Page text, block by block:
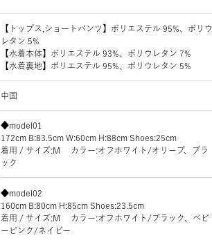
【トップス,ショートパンツ】ポリエステル 95%、ポリウ
レタン 5%
【水着本体】ポリエステル 93%、ポリウレタン 7%
【水着裏地】ポリエステル 95%、ポリウレタン 5%
中国
◆model01
172cm B:83.5cm W:60cm H:88cm Shoes:25cm
着用 / サイズ:M カラー:オフホワイト/オリーブ、ブラ
ック
◆model02
160cm B:80cm H:85cm Shoes:23.5cm
着用 / サイズ:M カラー:オフホワイト/ブラック、ベビ
ーピンク/ネイビー